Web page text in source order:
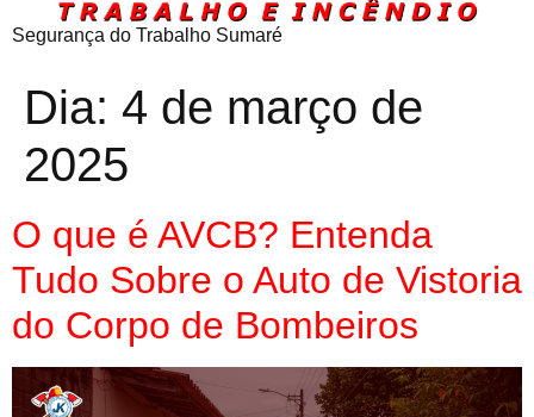
Segurança do Trabalho Sumaré
Dia: 4 de março de
2025
O que é AVCB? Entenda
Tudo Sobre o Auto de Vistoria
do Corpo de Bombeiros